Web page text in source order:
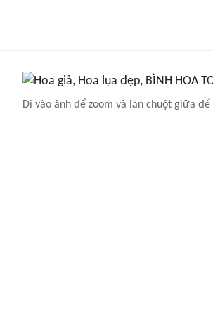
Di vào ảnh để zoom và lăn chuột giữa